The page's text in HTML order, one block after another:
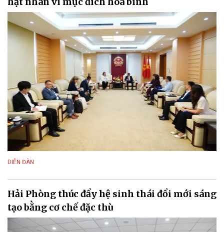
DIỄN ĐÀN
Hải Phòng thúc đẩy hệ sinh thái đổi mới sáng
tạo bằng cơ chế đặc thù